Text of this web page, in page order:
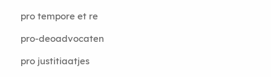
pro tempore et re
pro-deoadvocaten
pro justitiaatjes